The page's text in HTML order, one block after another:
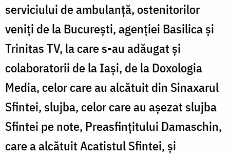
serviciului de ambulanță, ostenitorilor
veniți de la București, agenției Basilica și
Trinitas TV, la care s-au adăugat și
colaboratorii de la Iași, de la Doxologia
Media, celor care au alcătuit din Sinaxarul
Sfintei, slujba, celor care au așezat slujba
Sfintei pe note, Preasfințitului Damaschin,
care a alcătuit Acatistul Sfintei, și